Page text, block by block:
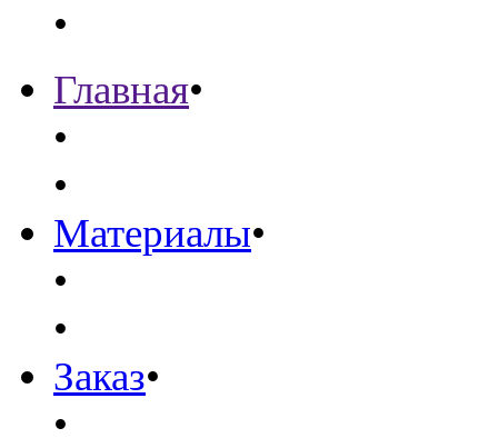
•
Главная•
•
•
Материалы•
•
•
Заказ•
•